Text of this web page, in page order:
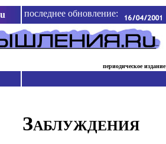
последнее обновление:
периодическое
Заблуждения